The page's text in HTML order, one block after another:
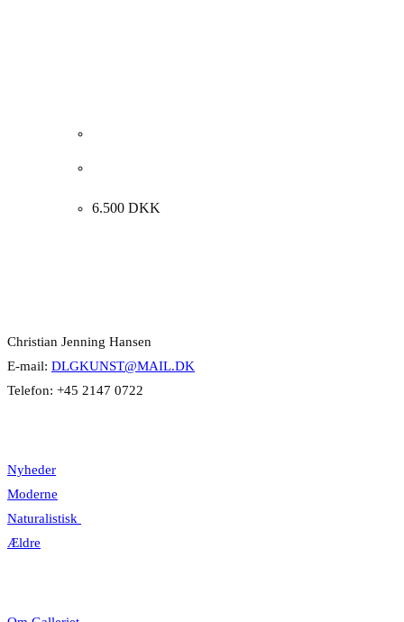
6.500 DKK
Christian Jenning Hansen
E-mail: DLGKUNST@MAIL.DK
Telefon: +45 2147 0722
Nyheder
Moderne
Naturalistisk
Ældre